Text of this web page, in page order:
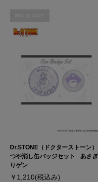
Dr.STONE（ドクターストーン）_
つや消し缶バッジセット_ あさぎ
りゲン
￥1,210(税込み)